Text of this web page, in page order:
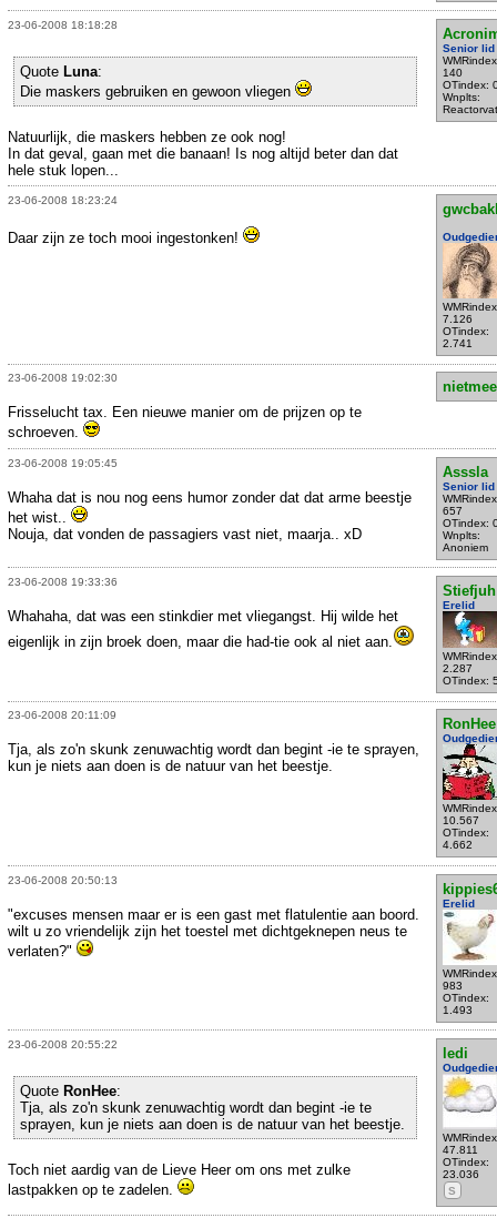
23-06-2008 18:18:28
Senior lid
140
OTindex:
Wnplts:
Reactorvat
Quote Luna:
Die maskers gebruiken en gewoon vliegen
Natuurlijk, die maskers hebben ze ook nog!
In dat geval, gaan met die banaan! Is nog altijd beter dan dat
hele stuk lopen...
23-06-2008 18:23:24
7.126
OTindex:
2.741
Daar zijn ze toch mooi ingestonken!
23-06-2008 19:02:30
Frisselucht tax. Een nieuwe manier om de prijzen op te
schroeven.
23-06-2008 19:05:45
Asssla
Senior lid
657
OTindex:
Wnplts:
Anoniem
Whaha dat is nou nog eens humor zonder dat dat arme beestje
het wist..
Nouja, dat vonden de passagiers vast niet, maarja.. xD
23-06-2008 19:33:36
Stiefjuh
Erelid
2.287
OTindex:
Whahaha, dat was een stinkdier met vliegangst. Hij wilde het
eigenlijk in zijn broek doen, maar die had-tie ook al niet aan.
23-06-2008 20:11:09
RonHee
10.567
OTindex:
4.662
Tja, als zo'n skunk zenuwachtig wordt dan begint -ie te sprayen,
kun je niets aan doen is de natuur van het beestje.
23-06-2008 20:50:13
Erelid
983
OTindex:
1.493
"excuses mensen maar er is een gast met flatulentie aan boord.
wilt u zo vriendelijk zijn het toestel met dichtgeknepen neus te
verlaten?"
23-06-2008 20:55:22
ledi
47.811
OTindex:
23.036
S
Quote RonHee:
Tja, als zo'n skunk zenuwachtig wordt dan begint -ie te
sprayen, kun je niets aan doen is de natuur van het beestje.
Toch niet aardig van de Lieve Heer om ons met zulke
lastpakken op te zadelen.